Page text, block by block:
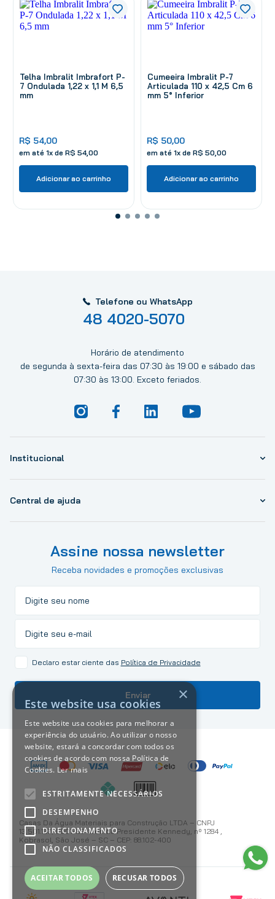
Telha Imbralit Imbrafort P-
7 Ondulada 1,22 x 1,1 M 6,5
mm
R$ 54,00
em até 1x de R$ 54,00
Adicionar ao carrinho
Cumeeira Imbralit P-7
Articulada 110 x 42,5 Cm 6
mm 5° Inferior
R$ 50,00
em até 1x de R$ 50,00
Adicionar ao carrinho
Telefone ou WhatsApp
48 4020-5070
Horário de atendimento
de segunda à sexta-feira das 07:30 às 19:00 e sábado das
07:30 às 13:00. Exceto feriados.
Institucional
Central de ajuda
Assine nossa newsletter
Receba novidades e promoções exclusivas
Declaro estar ciente das Política de Privacidade
Enviar
Casas Da Água Materiais para Construção LTDA – CNPJ
13.501.187/0001-59 Avenida Presidente Kennedy, nº 1284 ,
Kobrasol, São José – SC – CEP: 88.102-400
×
Este website usa cookies
Este website usa cookies para melhorar a
experiência do usuário. Ao utilizar o nosso
website, estará a concordar com todos os
cookies de acordo com nossa Política de
Cookies. Ler mais
ESTRITAMENTE NECESSÁRIOS
DESEMPENHO
DIRECIONAMENTO
NÃO CLASSIFICADOS
ACEITAR TODOS RECUSAR TODOS